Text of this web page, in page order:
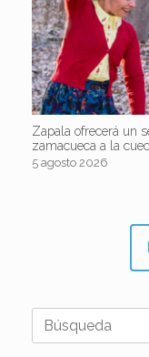
Zapala ofrecerá un
zamacueca a la
5 agosto 2026
Buscar: